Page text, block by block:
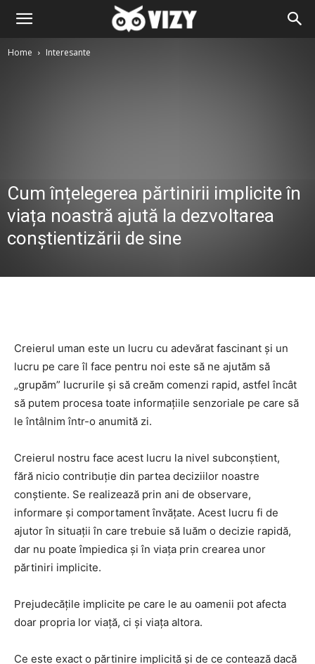
Home Interesante
Cum înțelegerea părtinirii implicite în
viața noastră ajută la dezvoltarea
conștientizării de sine
Creierul uman este un lucru cu adevărat fascinant și un
lucru pe care îl face pentru noi este să ne ajutăm să
„grupăm” lucrurile și să creăm comenzi rapid, astfel încât
să putem procesa toate informațiile senzoriale pe care să
le întâlnim într-o anumită zi.
Creierul nostru face acest lucru la nivel subconștient,
fără nicio contribuție din partea deciziilor noastre
conștiente. Se realizează prin ani de observare,
informare și comportament învățate. Acest lucru fi de
ajutor în situații în care trebuie să luăm o decizie rapidă,
dar nu poate împiedica și în viața prin crearea unor
părtiniri implicite.
Prejudecățile implicite pe care le au oamenii pot afecta
doar propria lor viață, ci și viața altora.
Ce este exact o părtinire implicită și de ce contează dacă